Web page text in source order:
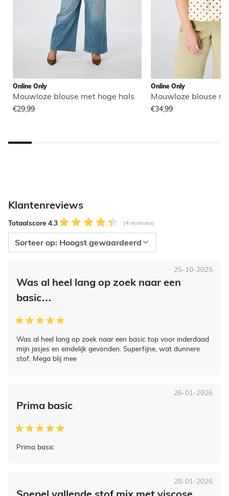
Online Only
Mouwloze blouse met hoge hals
€29,99
Online Only
Mouwloze blouse
€34,99
Klantenreviews
Totaalscore 4.3 (4 reviews)
Was al heel lang op zoek naar een
basic…
Was al heel lang op zoek naar een basic top voor inderdaad
mijn jasjes en eindelijk gevonden. Superfijne, wat dunnere
stof. Mega blij mee
25-10-2025
Prima basic
Prima basic
26-01-2026
28-01-2026